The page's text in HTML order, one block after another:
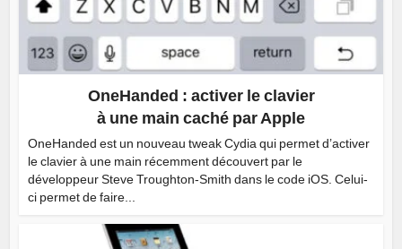
OneHanded : activer le clavier
à une main caché par Apple
OneHanded est un nouveau tweak Cydia qui permet d’activer
le clavier à une main récemment découvert par le
développeur Steve Troughton-Smith dans le code iOS. Celui-
ci permet de faire...